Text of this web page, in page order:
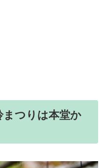
まつりは本堂か